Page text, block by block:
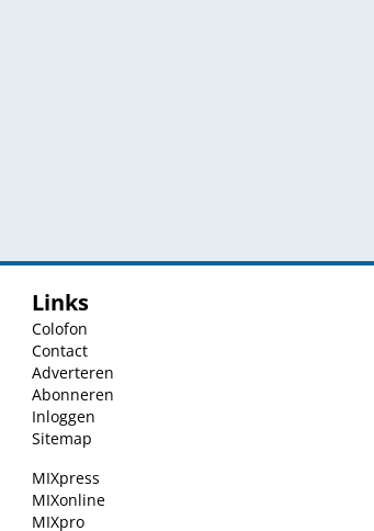
Links
Colofon
Contact
Adverteren
Abonneren
Inloggen
Sitemap
MIXpress
MIXonline
MIXpro